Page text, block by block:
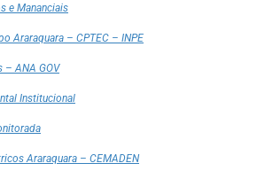
e Mananciais
Araraquara – CPTEC – INPE
– ANA GOV
Institucional
Araraquara – CEMADEN